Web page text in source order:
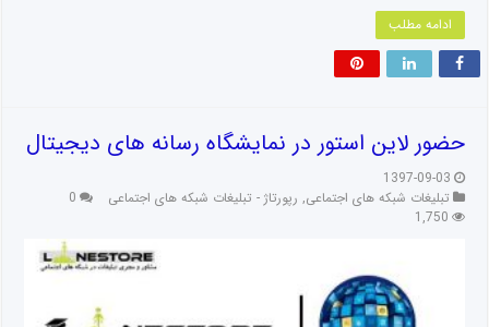
ادامه مطلب
حضور لاین استور در نمایشگاه رسانه های دیجیتال
1397-09-03
تبلیغات شبکه های اجتماعی, رپورتاژ - تبلیغات شبکه های اجتماعی
0
1,750